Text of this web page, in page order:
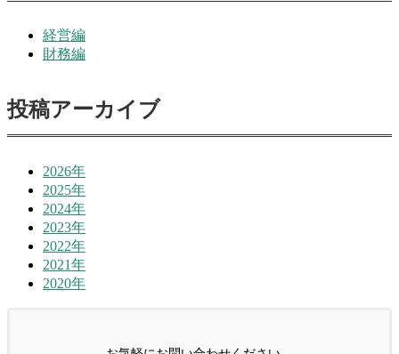
経営編
財務編
投稿アーカイブ
2026年
2025年
2024年
2023年
2022年
2021年
2020年